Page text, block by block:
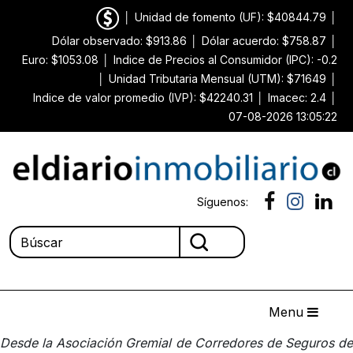
Unidad de fomento (UF): $40844.79
Dólar observado: $913.86
Dólar acuerdo: $758.87
Euro: $1053.08
Indice de Precios al Consumidor (IPC): -0.2
Unidad Tributaria Mensual (UTM): $71649
Indice de valor promedio (IVP): $42240.31
Imacec: 2.4
07-08-2026 13:05:22
Síguenos:
Menu
Desde la Asociación Gremial de Corredores de Seguros de